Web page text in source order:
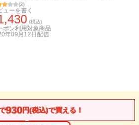
(2)
ューを書く
(税込)
ポン利用対象商品
年09月12日 配信
930円(税込)で買える！